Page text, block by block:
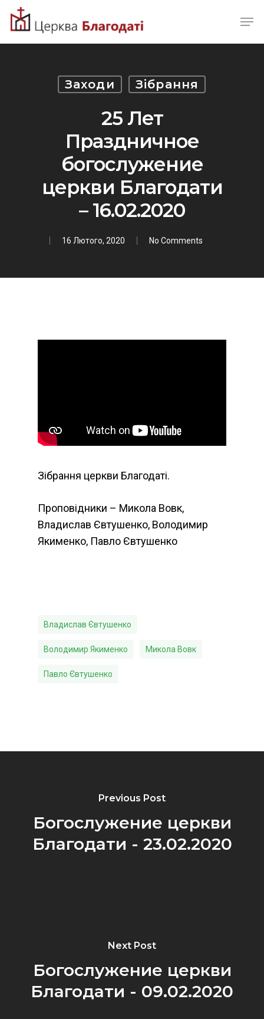
Skip
Заходи Зібрання
25 Лет
Праздничное
богослужение
церкви Благодати
– 16.02.2020
16 Лютого, 2020 No Comments
Зібрання церкви Благодаті.
Проповідники – Микола Вовк,
Владислав Євтушенко, Володимир
Якименко, Павло Євтушенко
Владислав Євтушенко
Володимир Якименко Микола Вовк
Павло Євтушенко
Previous Post
Богослужение церкви
Благодати - 23.02.2020
Next Post
Богослужение церкви
Благодати - 09.02.2020